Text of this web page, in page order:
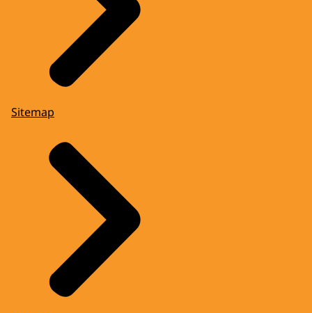
Sitemap